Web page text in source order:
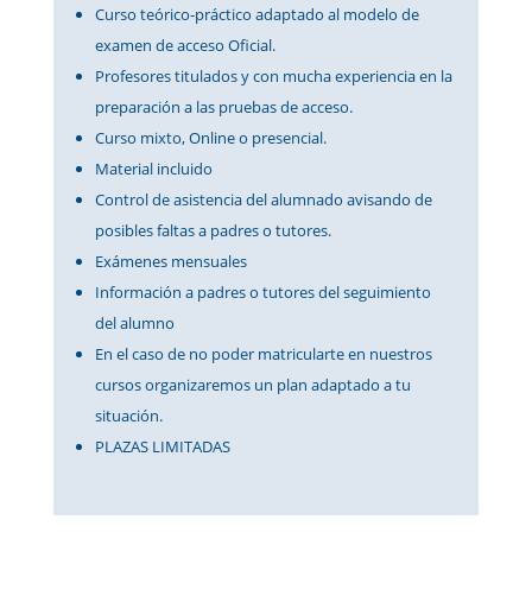
Curso teórico-práctico adaptado al modelo de
examen de acceso Oficial.
Profesores titulados y con mucha experiencia en la
preparación a las pruebas de acceso.
Curso mixto, Online o presencial.
Material incluido
Control de asistencia del alumnado avisando de
posibles faltas a padres o tutores.
Exámenes mensuales
Información a padres o tutores del seguimiento
del alumno
En el caso de no poder matricularte en nuestros
cursos organizaremos un plan adaptado a tu
situación.
PLAZAS LIMITADAS